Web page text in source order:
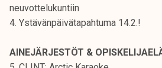
n
o
neuvottelukuntiin
4. Ystävänpäivätapahtuma 14.2.!
AINEJÄRJESTÖT &